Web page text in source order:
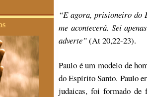
“E agora, prisioneiro do
me acontecerá. Sei
adverte”(At 20,22-23).
Paulo é um modelo de
do Espírito Santo. Paulo
judaicas, foi formado de